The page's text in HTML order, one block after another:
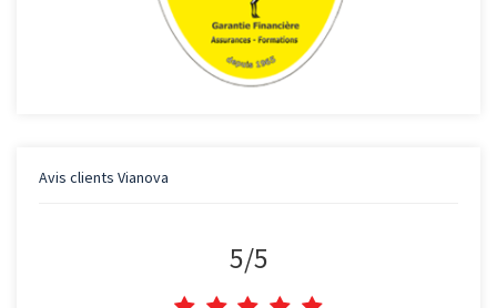
Avis clients Vianova
5/5